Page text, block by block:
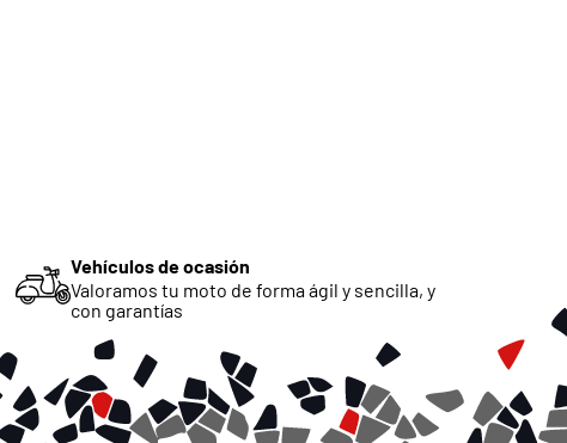
Vehículos de ocasión
Valoramos tu moto de forma ágil y sencilla, y
con garantías